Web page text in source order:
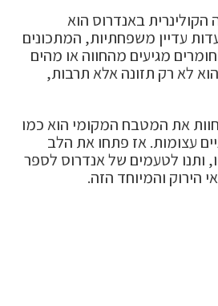
באנדרוס הוא
עדיין משפחתיות, המתכונים
מגיעים מהחווה או מהים
לא רק תזונה אלא תרבות,
את המטבח המקומי הוא כמו
עצומות. אז פתחו את הלב
ותנו לטעמים של אנדרוס לספר
הירוק והמיוחד הזה.